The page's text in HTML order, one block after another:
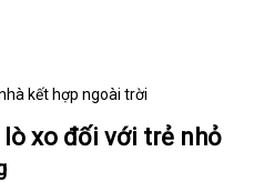
kết hợp ngoài trời
xo đối với trẻ nhỏ